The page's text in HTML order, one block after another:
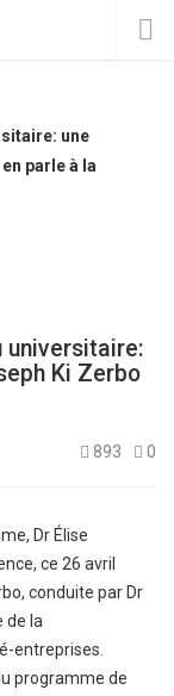
une
parle à la
universitaire:
Ki Zerbo
893
0
Dr Élise
ce 26 avril
conduite par Dr
de la
entreprises.
programme de